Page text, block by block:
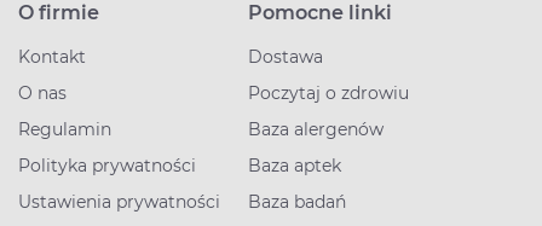
O firmie
Kontakt
O nas
Regulamin
Polityka prywatności
Ustawienia prywatności
Pomocne linki
Dostawa
Poczytaj o zdrowiu
Baza alergenów
Baza aptek
Baza badań